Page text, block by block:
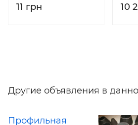
стали ЦЛ-11 3 мм
11 грн 10
Другие объявления в
Профильная